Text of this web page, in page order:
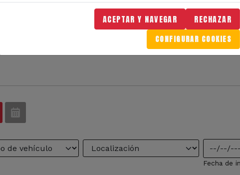
en el circuito. Desde grandes premios hasta
y reserva tu próxima aventura en solo
Fecha de
ACEPTAR Y NAVEGAR RECHAZAR
CONFIGURAR COOKIES